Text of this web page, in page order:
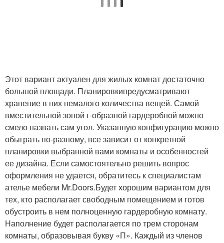
Этот вариант актуален для жилых комнат достаточно
большой площади. Планировкипредусматривают
хранение в них немалого количества вещей. Самой
вместительной зоной г-образной гардеробной можно
смело назвать сам угол. Указанную конфигурацию можно
обыграть по-разному, все зависит от конкретной
планировки выбранной вами комнаты и особенностей
ее дизайна. Если самостоятельно решить вопрос
оформления не удается, обратитесь к специалистам
ателье мебели Mr.Doors.Будет хорошим вариантом для
тех, кто располагает свободным помещением и готов
обустроить в нем полноценную гардеробную комнату.
Наполнение будет располагается по трем сторонам
комнаты, образовывая букву «П». Каждый из членов